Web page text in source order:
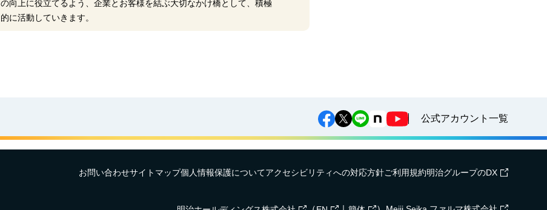
の向上に役立てるよう、企業とお客様を結ぶ大切なかけ橋として、積極
的に活動していきます。
公式アカウント一覧
お問い合わせサイトマップ個人情報保護についてアクセシビリティへの対応方針ご利用規約明治グループのDX